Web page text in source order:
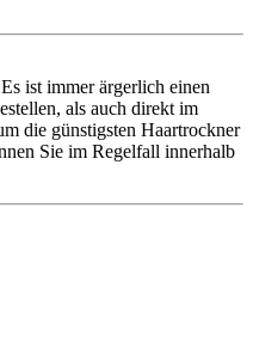
ist immer ärgerlich einen
als auch direkt im
die günstigsten Haartrockner
Sie im Regelfall innerhalb